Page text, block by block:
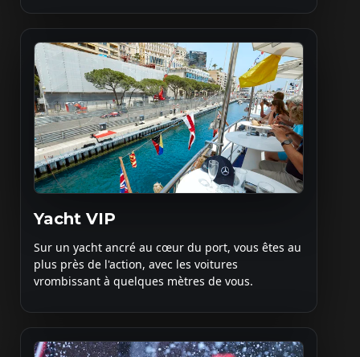
Yacht VIP
Sur un yacht ancré au cœur du port, vous êtes au
plus près de l'action, avec les voitures
vrombissant à quelques mètres de vous.